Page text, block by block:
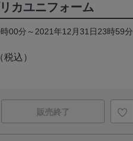
カユニフォーム
00分～2021年12月31日23時59分
（税込）
販売終了